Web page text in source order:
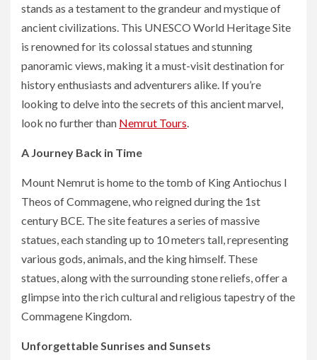
stands as a testament to the grandeur and mystique of
ancient civilizations. This UNESCO World Heritage Site
is renowned for its colossal statues and stunning
panoramic views, making it a must-visit destination for
history enthusiasts and adventurers alike. If you’re
looking to delve into the secrets of this ancient marvel,
look no further than Nemrut Tours.
A Journey Back in Time
Mount Nemrut is home to the tomb of King Antiochus I
Theos of Commagene, who reigned during the 1st
century BCE. The site features a series of massive
statues, each standing up to 10 meters tall, representing
various gods, animals, and the king himself. These
statues, along with the surrounding stone reliefs, offer a
glimpse into the rich cultural and religious tapestry of the
Commagene Kingdom.
Unforgettable Sunrises and Sunsets